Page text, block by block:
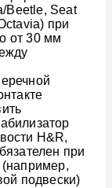
Beetle, Seat
при
от 30 мм
H&R,
при
подвески)